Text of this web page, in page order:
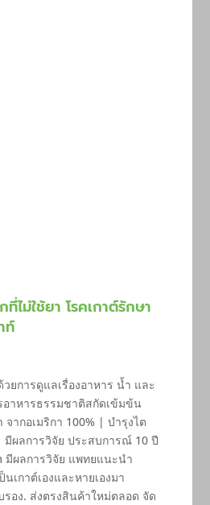
ไม่ใช้ยา โรคเกาต์รักษา
ท์
ยการดูแลเรื่องอาหาร น้ำ และ
อาหารธรรมชาติสกัดเข้มข้น
จากอเมริกา 100% | บำรุงไต
ผลการวิจัย ประสบการณ์ 10 ปี
มีผลการวิจัย แพทยแนะนำ
เกาต์เองและหายเองมา
อง. ส่งตรงสินค้าใหม่ตลอด จัด